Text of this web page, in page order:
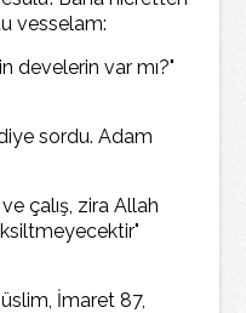
vesselam:
develerin var mı?"
sordu. Adam
çalış, zira Allah
İmaret 87,